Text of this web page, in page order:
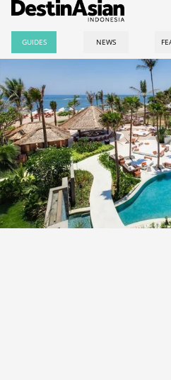
GUIDES NEWS